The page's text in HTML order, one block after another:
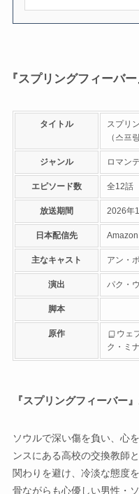
『スプリングフィーバ
タイトル
スプリ
（스프
ジャンル ロマン
エピソード数 全12話
放送期間 2026年
日本配信先
主なキャスト アン・
演出 パク・
脚本
原作
ウェ
ク・ミナ
『スプリングフィーバー
ソウルで深い傷を負い、心
ンスにある高校の交換教師
関わりを避け、冷淡な態度
骨ながらも心優しい男性・